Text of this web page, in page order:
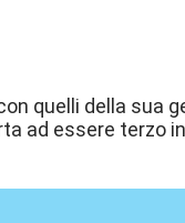
quelli della sua
ad essere terzo